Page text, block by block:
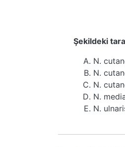
Şekildeki
N.
N.
N.
N.
N.